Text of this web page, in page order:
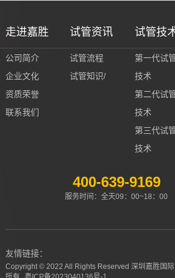
走进嘉胜
公司简介
企业文化
资质荣誉
联系我们
试管资讯
试管流程
试管知识/
试管技
第一代试
技术
第二代试
技术
第三代试
技术
400-639-9169
服务时间：全天09：00~18：00
友情链接：
Copyright © 2022 All Rights Reserved 深圳嘉胜国